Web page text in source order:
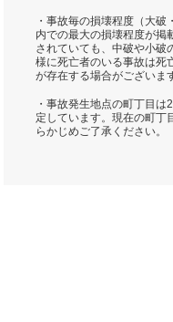
・事故毎の損壊程度（大
内での最大の損壊程度が掲
されていても、中破や小破
様に死亡者のいる事故は死
が存在する場合がございま
・事故発生地点の町丁目
定しています。現在の町丁
らかじめご了承ください。